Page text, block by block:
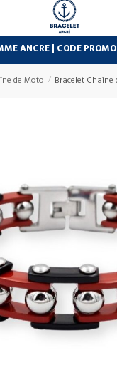
ANCRE | CODE
de Moto / Bracelet Chaîne de Moto